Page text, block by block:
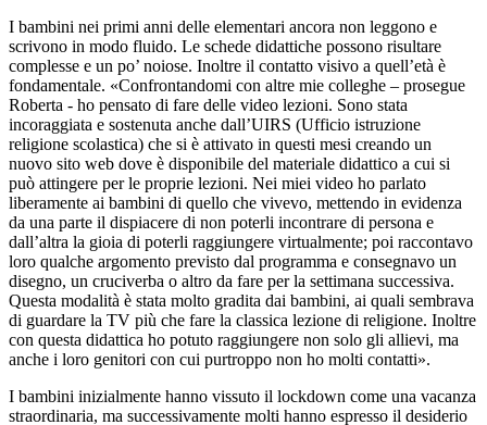
I bambini nei primi anni delle elementari ancora non leggono e
scrivono in modo fluido. Le schede didattiche possono risultare
complesse e un po’ noiose. Inoltre il contatto visivo a quell’età è
fondamentale. «Confrontandomi con altre mie colleghe – prosegue
Roberta - ho pensato di fare delle video lezioni. Sono stata
incoraggiata e sostenuta anche dall’UIRS (Ufficio istruzione
religione scolastica) che si è attivato in questi mesi creando un
nuovo sito web dove è disponibile del materiale didattico a cui si
può attingere per le proprie lezioni. Nei miei video ho parlato
liberamente ai bambini di quello che vivevo, mettendo in evidenza
da una parte il dispiacere di non poterli incontrare di persona e
dall’altra la gioia di poterli raggiungere virtualmente; poi raccontavo
loro qualche argomento previsto dal programma e consegnavo un
disegno, un cruciverba o altro da fare per la settimana successiva.
Questa modalità è stata molto gradita dai bambini, ai quali sembrava
di guardare la TV più che fare la classica lezione di religione. Inoltre
con questa didattica ho potuto raggiungere non solo gli allievi, ma
anche i loro genitori con cui purtroppo non ho molti contatti».
I bambini inizialmente hanno vissuto il lockdown come una vacanza
straordinaria, ma successivamente molti hanno espresso il desiderio